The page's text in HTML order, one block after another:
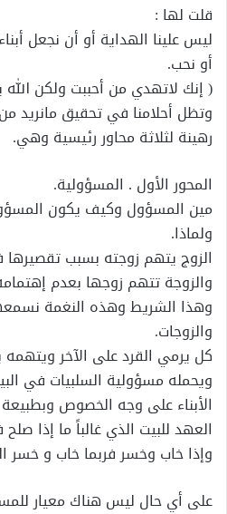
قلت لها :
ليس علينا الهداية أو أن نجعل
أو نحب.
( إنك لاتهدي من أحببت ولكن
وتظل أحلامنا في تحقيق مانريد
رهينة لثلاثة محاور رئيسية وهي.
المحور الأول . المسؤولية.
مين المسؤول وكيف يكون
ولماذا.
الزوج يتهم زوجته بسبب تقصيرها
والزوجة تتهم زوجها بعدم إهتمامه
وهذا الشريط وهذه النغمة
والزوجات.
كل يرمي القرد على الآخر ويتهمه
ويحمله مسؤولية السلبيات في
الأبناء على وجه الخصوص
العهد للبيت الذي غالباً ما إذا
وإذا خاب وخسر فربما خاب و خسر
على أي حال ليس هناك معيار